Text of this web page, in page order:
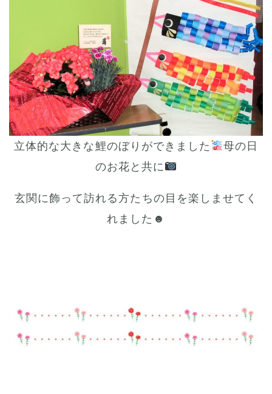
立体的な大きな鯉のぼりができました
母の日
のお花と共に
玄関に飾って訪れる方たちの目を楽しませてく
れました☻